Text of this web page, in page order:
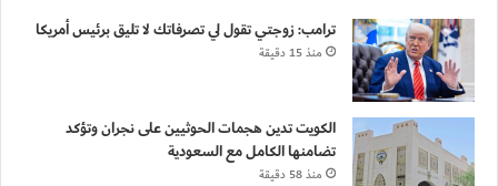
ترامب: زوجتي تقول لي تصرفاتك لا تليق برئيس أمريكا
منذ 15 دقيقة
الكويت تدين هجمات الحوثيين على نجران وتؤكد
تضامنها الكامل مع السعودية
منذ 58 دقيقة